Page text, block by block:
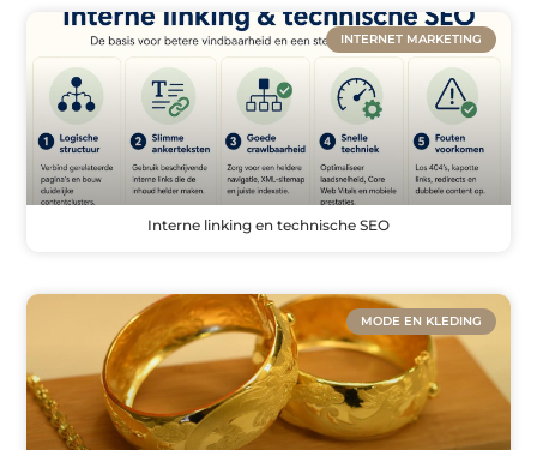
INTERNET MARKETING
Interne linking en technische SEO
MODE EN KLEDING